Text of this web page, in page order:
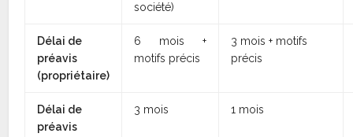
société)
Délai de
préavis
(propriétaire)
6 mois +
motifs précis
3 mois + motifs
précis
Délai de
préavis
3 mois 1 mois